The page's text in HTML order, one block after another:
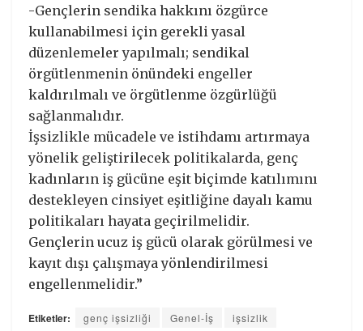
-Gençlerin sendika hakkını özgürce
kullanabilmesi için gerekli yasal
düzenlemeler yapılmalı; sendikal
örgütlenmenin önündeki engeller
kaldırılmalı ve örgütlenme özgürlüğü
sağlanmalıdır.
İşsizlikle mücadele ve istihdamı artırmaya
yönelik geliştirilecek politikalarda, genç
kadınların iş gücüne eşit biçimde katılımını
destekleyen cinsiyet eşitliğine dayalı kamu
politikaları hayata geçirilmelidir.
Gençlerin ucuz iş gücü olarak görülmesi ve
kayıt dışı çalışmaya yönlendirilmesi
engellenmelidir.”
Etiketler: genç işsizliği Genel-İş işsizlik